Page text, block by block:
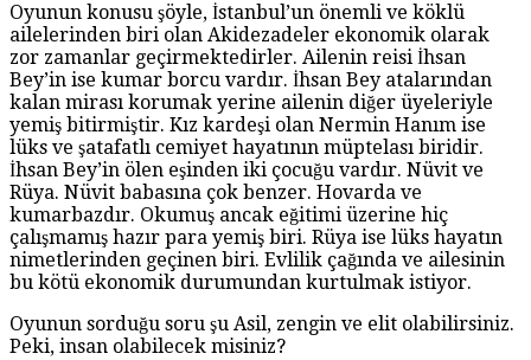
Oyunun konusu şöyle, İstanbul’un önemli ve köklü
ailelerinden biri olan Akidezadeler ekonomik olarak
zor zamanlar geçirmektedirler. Ailenin reisi İhsan
Bey’in ise kumar borcu vardır. İhsan Bey atalarından
kalan mirası korumak yerine ailenin diğer üyeleriyle
yemiş bitirmiştir. Kız kardeşi olan Nermin Hanım ise
lüks ve şatafatlı cemiyet hayatının müptelası biridir.
İhsan Bey’in ölen eşinden iki çocuğu vardır. Nüvit ve
Rüya. Nüvit babasına çok benzer. Hovarda ve
kumarbazdır. Okumuş ancak eğitimi üzerine hiç
çalışmamış hazır para yemiş biri. Rüya ise lüks hayatın
nimetlerinden geçinen biri. Evlilik çağında ve ailesinin
bu kötü ekonomik durumundan kurtulmak istiyor.
Oyunun sorduğu soru şu Asil, zengin ve elit olabilirsiniz.
Peki, insan olabilecek misiniz?